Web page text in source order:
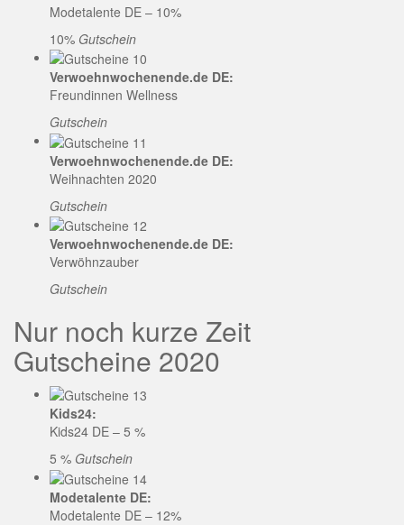
Modetalente DE – 10%
10% Gutschein
Verwoehnwochenende.de DE:
Freundinnen Wellness
Gutschein
Verwoehnwochenende.de DE:
Weihnachten 2020
Gutschein
Verwoehnwochenende.de DE:
Verwöhnzauber
Gutschein
Nur noch kurze Zeit
Gutscheine 2020
Kids24:
Kids24 DE – 5 %
5 % Gutschein
Modetalente DE:
Modetalente DE – 12%